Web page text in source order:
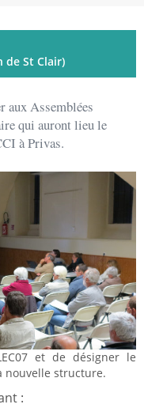
de St Clair)
aux Assemblées
qui auront lieu le
à Privas.
et de désigner le
nouvelle structure.
: